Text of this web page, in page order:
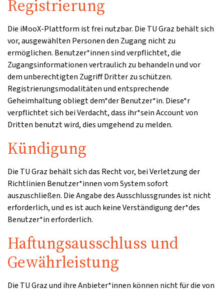
Registrierung
Die iMooX-Plattform ist frei nutzbar. Die TU Graz behält sich
vor, ausgewählten Personen den Zugang nicht zu
ermöglichen. Benutzer*innen sind verpflichtet, die
Zugangsinformationen vertraulich zu behandeln und vor
dem unberechtigten Zugriff Dritter zu schützen.
Registrierungsmodalitäten und entsprechende
Geheimhaltung obliegt dem*der Benutzer*in. Diese*r
verpflichtet sich bei Verdacht, dass ihr*sein Account von
Dritten benutzt wird, dies umgehend zu melden.
Kündigung
Die TU Graz behält sich das Recht vor, bei Verletzung der
Richtlinien Benutzer*innen vom System sofort
auszuschließen. Die Angabe des Ausschlussgrundes ist nicht
erforderlich, und es ist auch keine Verständigung der*des
Benutzer*in erforderlich.
Haftungsausschluss und
Gewährleistung
Die TU Graz und ihre Anbieter*innen können nicht für die von